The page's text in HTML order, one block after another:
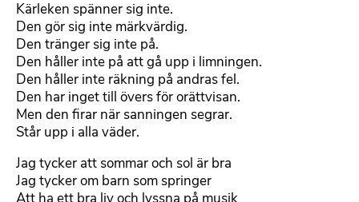
Kärleken spänner sig inte.
Den gör sig inte märkvärdig.
Den tränger sig inte på.
Den håller inte på att gå upp i limningen.
Den håller inte räkning på andras fel.
Den har inget till övers för orättvisan.
Men den firar när sanningen segrar.
Står upp i alla väder.
Jag tycker att sommar och sol är bra
Jag tycker om barn som springer
Att ha ett bra liv och lyssna på musik